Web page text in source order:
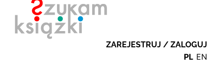
ZAREJESTRUJ / ZALOGUJ
PL EN